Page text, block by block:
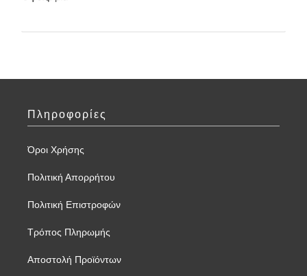
Πληροφορίες
Όροι Χρήσης
Πολιτική Απορρήτου
Πολιτική Επιστροφών
Τρόπος Πληρωμής
Αποστολή Προϊόντων